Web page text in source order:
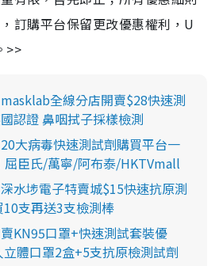
訂購平台保留更改優惠權利，U
>>
masklab全線分店開賣$28快速測
認證 鼻咽拭子採樣檢測
20大病毒快速測試劑購買平台一
屈臣氏/萬寧/阿布泰/HKTVmall
深水埗電子特賣城$15快速抗原測
支再送3支檢測棒
KN95口罩+快速測試套裝優
體口罩2盒+5支抗原檢測試劑